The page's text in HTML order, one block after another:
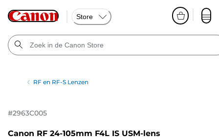
Store
RF en RF-S Lenzen
#2963C005
Canon RF 24-105mm F4L IS USM-lens